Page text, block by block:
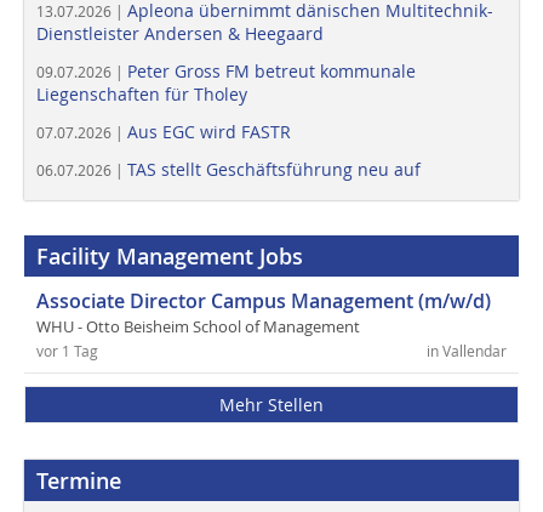
13.07.2026 | Apleona übernimmt dänischen Multitechnik-
Dienstleister Andersen & Heegaard
09.07.2026 | Peter Gross FM betreut kommunale
Liegenschaften für Tholey
07.07.2026 | Aus EGC wird FASTR
06.07.2026 | TAS stellt Geschäftsführung neu auf
Facility Management Jobs
Associate Director Campus Management (m/w/d)
WHU - Otto Beisheim School of Management
in Vallendar
vor 1 Tag
Mehr Stellen
Termine